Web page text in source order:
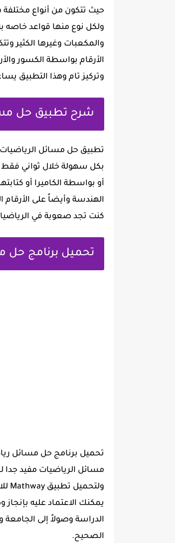
حيث تتكون من أنواع مختلفة
ولكل نوع منها قواعد خاصه
الأرقام بواسطة الكسور
وتركيز تام وهذا التطبيق
شرح تطبيق حل
تطبيق حل مسائل الرياضيات
بكل سهولة خلال ثواني
أو بواسطة الكاميرا أو
الهندسة وأيضاً على
كنت تجد صعوبة في
تحميل برنامج حل
تحميل برنامج حل مسائل
مسائل الرياضيات مفيد
ولتحميل تطبيق Mathway للايفون من
يمكنك الاعتماد عليه
الدراسة وصولاً إلى
الصحيح.